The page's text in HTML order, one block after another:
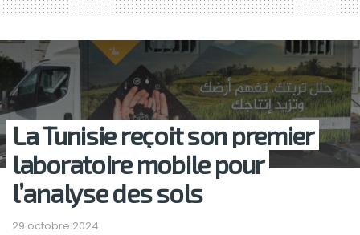
La Tunisie reçoit son premier
laboratoire mobile pour
l’analyse des sols
29 octobre 2024